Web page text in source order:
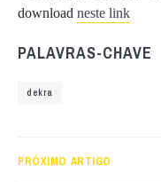
download neste link
PALAVRAS-CHAVE
dekra
PRÓXIMO ARTIGO